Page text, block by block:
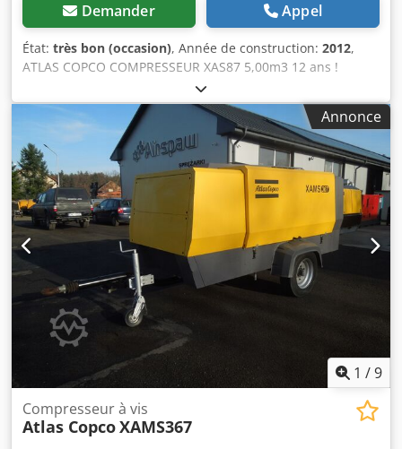
Demander Appel
État: très bon (occasion), Année de construction: 2012,
ATLAS COPCO COMPRESSEUR XAS87 5,00m3 12 ans !
Compresseur DIESEL ATLAS COPCO XAS87 machine après
service Données techniques : capacité 5,00 m3/min ;
pression de travail 7 Bar ; Codpfx Abstyk Tasuoha année
de production 2012 ; moteur ; KUBOTA kilométrage 1397h
!!! compresseur entièrement opérationnel, prêt à
fonctionner, nous donnons une garantie prix net : 37800 zł
prix brut : 46494 zł Vous trouverez ci-dessous un lien vers
une vidéo montrant le fonctionnement de la machine.
Annonce
1 /9
Compresseur à vis
Atlas CopcoXAMS367